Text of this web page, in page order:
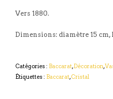
Vers 1880.
Dimensions: diamètre 15 cm,
Catégories : Baccarat,Décoration,
Étiquettes : Baccarat,Cristal